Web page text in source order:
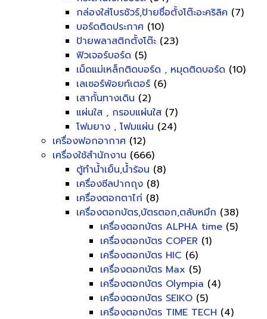
กล่องใส่โบรชัวร์,ป้ายชื่อตั้งโต๊ะอะคริลิค (7)
บอร์ดติดประกาศ (10)
ป้ายพลาสติกตั้งโต๊ะ (23)
ฟิวเจอร์บอร์ด (5)
เม็ดแม่เหล็กติดบอร์ด , หมุดติดบอร์ด (10)
เลเซอร์พ้อยท์เตอร์ (6)
เสากั้นทางเดิน (2)
แผ่นใส , กรอบแผ่นใส (7)
โฟมยาง , โฟมแผ่น (24)
เครื่องฟอกอากาศ (12)
เครื่องใช้สำนักงาน (666)
ตู้ทำน้ำเย็น,น้ำร้อน (8)
เครื่องซีลปากถุง (8)
เครื่องตอกตาไก่ (8)
เครื่องตอกบัตร,บัตรตอก,ตลับหมึก (38)
เครื่องตอกบัตร ALPHA time (5)
เครื่องตอกบัตร COPER (1)
เครื่องตอกบัตร HIC (6)
เครื่องตอกบัตร Max (5)
เครื่องตอกบัตร Olympia (4)
เครื่องตอกบัตร SEIKO (5)
เครื่องตอกบัตร TIME TECH (4)